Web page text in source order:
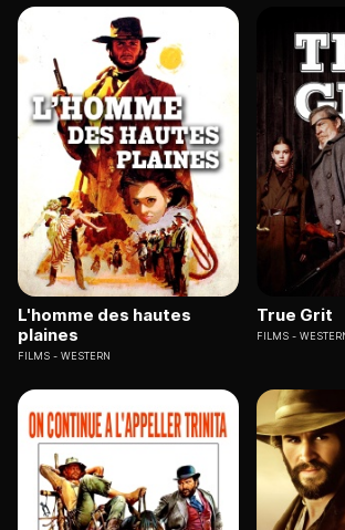
L'homme des hautes
plaines
FILMS WESTERN
True Grit
FILMS